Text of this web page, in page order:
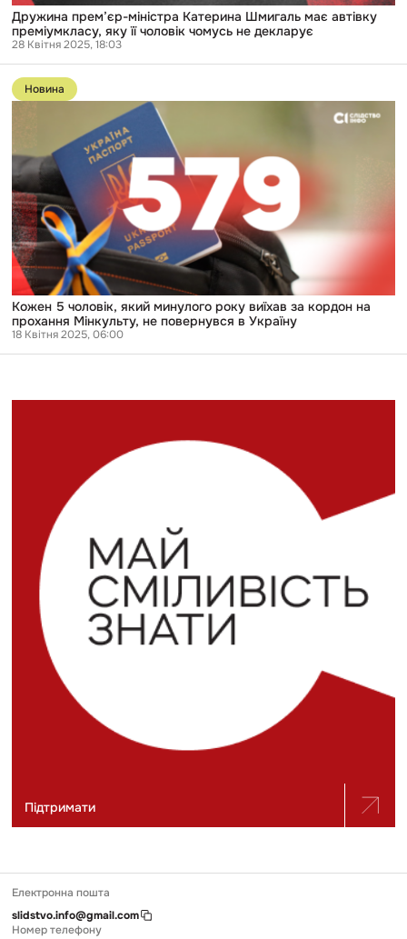
декларує
Дружина прем’єр-міністра Катерина Шмигаль має автівку
преміумкласу, яку її чоловік чомусь не декларує
28 Квітня 2025, 18:03
Перейти
до
публікації
який
минулого
року
виїхав
за
кордон
на
прохання
Мінкульту,
не
повернувся
Україну
Новина
Кожен 5 чоловік, який минулого року виїхав за кордон на
прохання Мінкульту, не повернувся в Україну
18 Квітня 2025, 06:00
Підтримати
Електронна пошта
slidstvo.info@gmail.com
Номер телефону